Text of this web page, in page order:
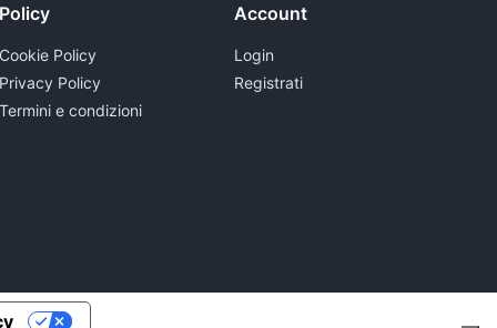
Policy
Cookie Policy
Privacy Policy
Termini e condizioni
Account
Login
Registrati